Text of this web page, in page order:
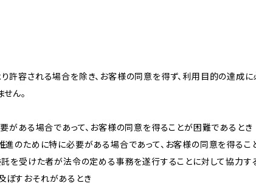
許容される場合を除き、お客様の同意を得ず、利用目的の達成
ん。
がある場合であって、お客様の同意を得ることが困難であるとき
進のために特に必要がある場合であって、お客様の同意を得るこ
託を受けた者が法令の定める事務を遂行することに対して協力す
ぼすおそれがあるとき